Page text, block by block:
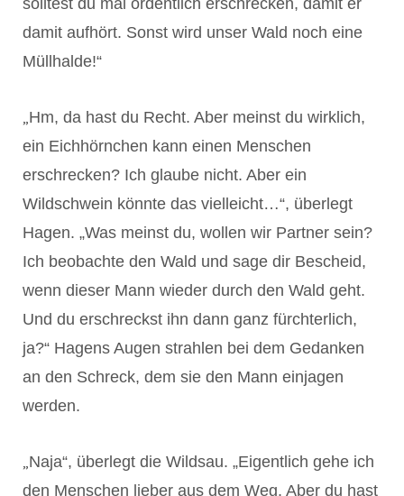
damit aufhört. Sonst wird unser Wald noch eine
Müllhalde!“
Hm, da hast du Recht. Aber meinst du wirklich,
ein Eichhörnchen kann einen Menschen
erschrecken? Ich glaube nicht. Aber ein
Wildschwein könnte das vielleicht…“, überlegt
Hagen. „Was meinst du, wollen wir Partner sein?
Ich beobachte den Wald und sage dir Bescheid,
wenn dieser Mann wieder durch den Wald geht.
Und du erschreckst ihn dann ganz fürchterlich,
ja?“ Hagens Augen strahlen bei dem Gedanken
an den Schreck, dem sie den Mann einjagen
werden.
Naja“, überlegt die Wildsau. „Eigentlich gehe ich
den Menschen lieber aus dem Weg. Aber du hast